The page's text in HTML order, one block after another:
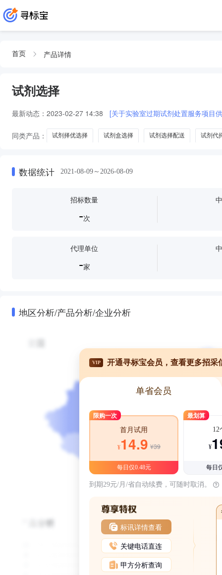
首页 产品详情
试剂选择
最新动态： 2023-02-27 14:38 [关于实验室过期试剂处置服务项目
同类产品： 试剂择优选择 试剂盒选择 试剂选择配送 试剂代
数据统计 2021-08-09～2026-08-09
招标数量
-次
代理单位
-家
地区分析/产品分析/企业分析
VIP 开通寻标宝会员，查看更多招采
单省会员
限购一次
首月试用
¥14.9 ¥39
每日仅0.48元
最划算
12
¥
每日
到期29元/月/省自动续费，可随时取消。
标讯详情查看
关键电话直连
甲方分析查询